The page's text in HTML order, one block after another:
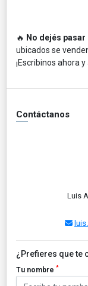
🔥 No dejés
ubicados se
¡Escribinos ahora
Contáctanos
Luis
¿Prefieres que te
Tu nombre *